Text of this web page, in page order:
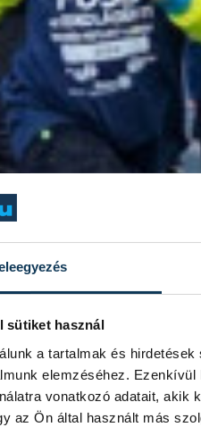
sütiket használ
a tartalmak és
elemzéséhez.
vonatkozó adatait, akik
az Ön által használt más